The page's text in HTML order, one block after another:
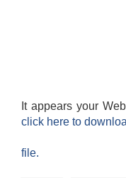
It appears your
click here to
file.